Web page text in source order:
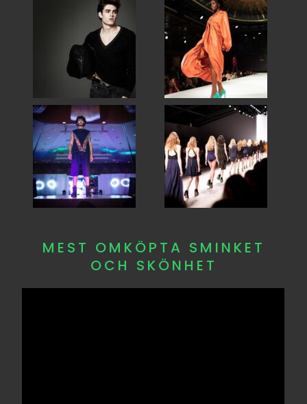
MEST OMKÖPTA SMINKET
OCH SKÖNHET